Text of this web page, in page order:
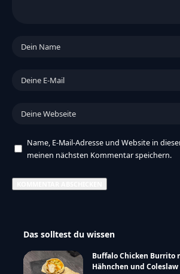
Name, E-Mail-Adresse und Website in
meinen nächsten Kommentar speichern.
Das solltest du wissen
Buffalo Chicken Burrito
Hähnchen und Coleslaw